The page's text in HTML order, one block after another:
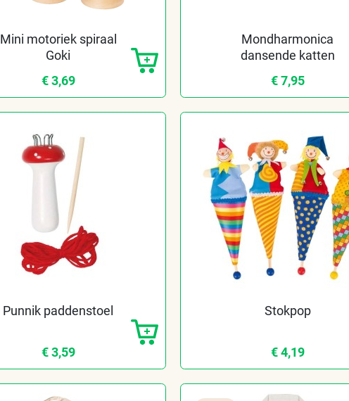
Mini motoriek spiraal
Goki
€ 3,69
Mondharmonica
dansende katten
€ 7,95
Punnik paddenstoel
€ 3,59
Stokpop
€ 4,19